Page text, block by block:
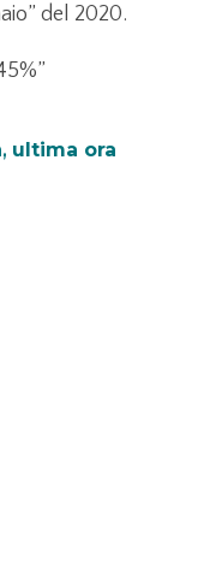
del 2020.
, ultima ora